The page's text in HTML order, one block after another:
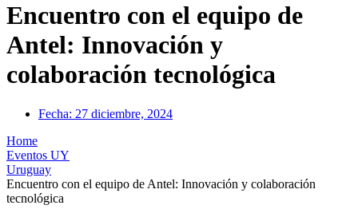
Encuentro con el equipo de
Antel: Innovación y
colaboración tecnológica
Fecha: 27 diciembre, 2024
Home
Eventos UY
Uruguay
Encuentro con el equipo de Antel: Innovación y colaboración
tecnológica